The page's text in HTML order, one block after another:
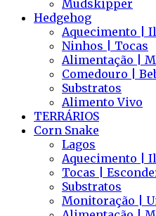
Mudskipper
Hedgehog
Aquecimento |
Ninhos | Tocas
Alimentação |
Comedouro |
Substratos
Alimento Vivo
TERRÁRIOS
Corn Snake
Lagos
Aquecimento |
Tocas |
Substratos
Monitoração |